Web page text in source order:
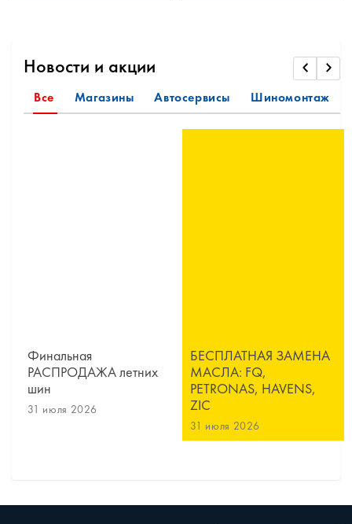
Новости и акции
Все Магазины Автосервисы Шиномонтаж
Финальная
РАСПРОДАЖА летних
шин
31 июля 2026
БЕСПЛАТНАЯ ЗАМЕНА
МАСЛА: FQ,
PETRONAS, HAVENS,
ZIC
31 июля 2026